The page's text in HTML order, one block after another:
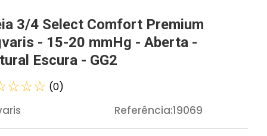
3/4 Select Comfort Premium
- 15-20 mmHg - Aberta -
Escura - GG2
☆☆☆ (0)
Referência:19069